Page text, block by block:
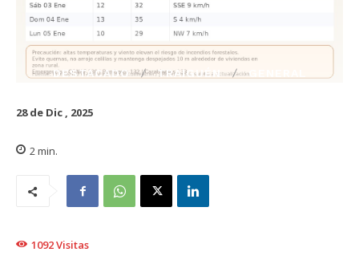
DESTACADO TRAIGUÉN GENERAL
28 de Dic , 2025
2 min.
1092Visitas